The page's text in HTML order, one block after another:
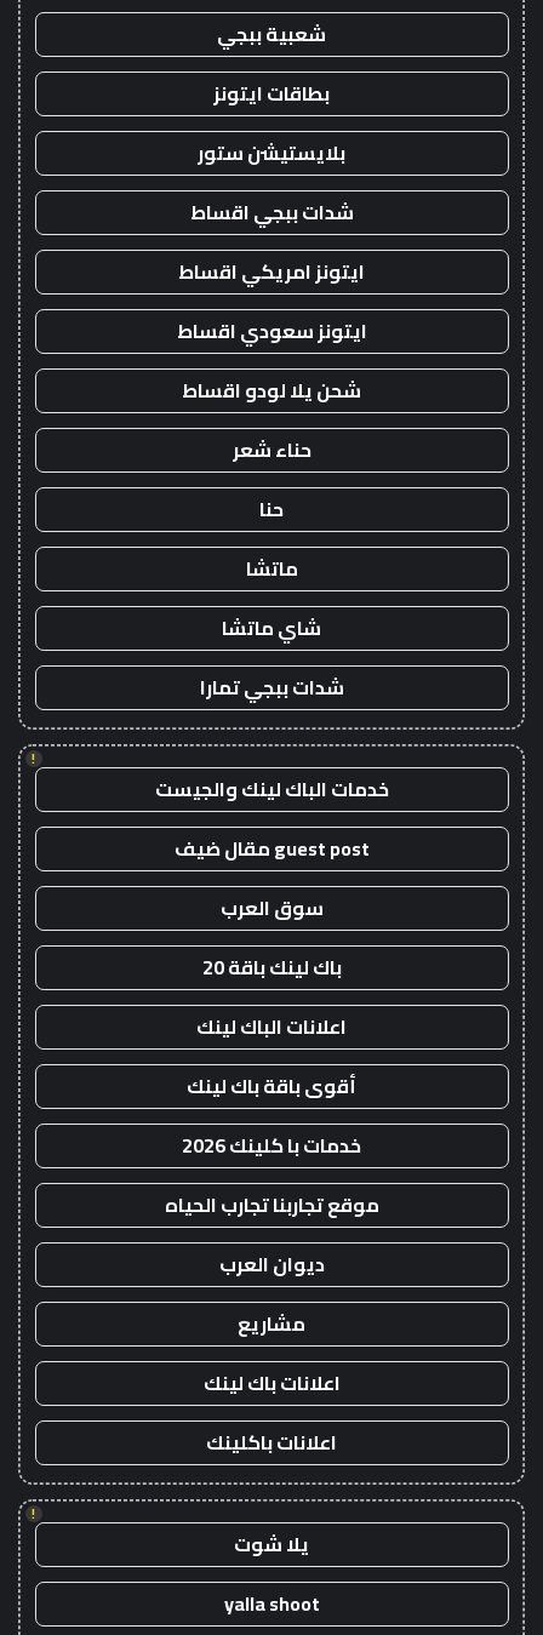
شعبية ببجي
بطاقات ايتونز
بلايستيشن ستور
شدات ببجي اقساط
ايتونز امريكي اقساط
ايتونز سعودي اقساط
شحن يلا لودو اقساط
حناء شعر
حنا
ماتشا
شاي ماتشا
شدات ببجي تمارا
!
خدمات الباك لينك والجيست
guest post مقال ضيف
سوق العرب
باك لينك باقة 20
اعلانات الباك لينك
أقوى باقة باك لينك
خدمات با كلينك 2026
موقع تجاربنا تجارب الحياه
ديوان العرب
مشاريع
اعلانات باك لينك
اعلانات باكلينك
!
يلا شوت
yalla shoot